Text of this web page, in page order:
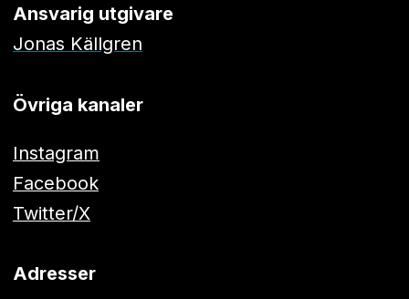
Ansvarig utgivare
Jonas Källgren
Övriga kanaler
Instagram
Facebook
Twitter/X
Adresser